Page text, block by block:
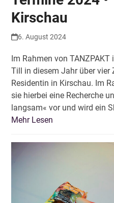
Kirschau
6. August 2024
Im Rahmen von
Till in diesem Jahr über vier
Residentin in Kirschau. Im
sie hierbei eine Recherche
langsam« vor und wird ein
Mehr Lesen